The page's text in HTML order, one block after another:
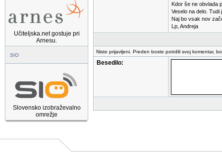
Učiteljska.net gostuje pri
Arnesu.
SIO
Slovensko izobraževalno
omrežje
Kdor še ne obvlada
Veselo na delo.
Naj bo vsak nov
Lp, Andreja
Niste prijavljeni. Preden boste potrdili svoj komentar,
Besedilo: